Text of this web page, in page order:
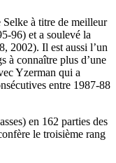
Selke à titre de meilleur
96) et a soulevé la
2002). Il est aussi l’un
à connaître plus d’une
Yzerman qui a
entre 1987-88
en 162 parties des
le troisième rang